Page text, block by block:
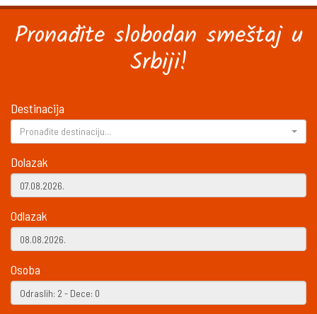
Pronađite slobodan smeštaj u
Srbiji!
Destinacija
Pronađite destinaciju...
Dolazak
Odlazak
Osoba